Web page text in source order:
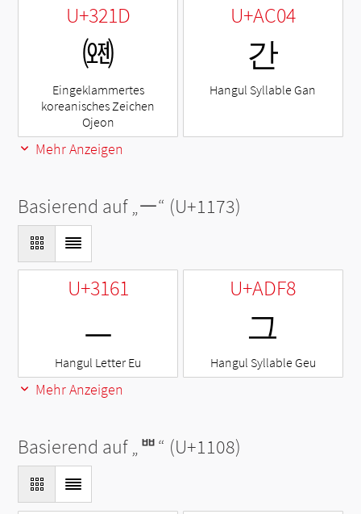
U+321D
㈝
Eingeklammertes
koreanisches Zeichen
Ojeon
U+AC04
간
Hangul Syllable Gan
Mehr Anzeigen
Basierend auf „ᅳ“ (U+1173)
U+3161
ㅡ
Hangul Letter Eu
U+ADF8
그
Hangul Syllable Geu
Mehr Anzeigen
Basierend auf „ᄈ“ (U+1108)